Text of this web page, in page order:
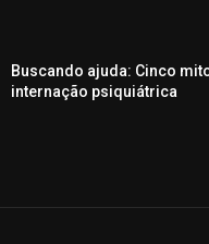
Buscando ajuda: Cinco
internação psiquiátrica